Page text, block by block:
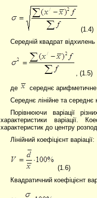
(1.4)
Середній квадрат відхилень
, (1.5)
де
середнє арифметичне
Середнє лінійне та
Порівнюючи варіації
характеристики варіації.
характеристик до центру
Лінійний коефіцієнт варіації:
(1.6)
Квадратичний коефіцієнт